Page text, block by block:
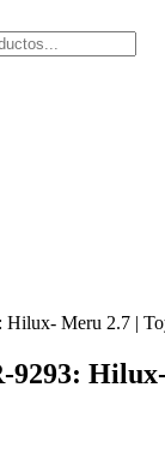
Meru 2.7 |
9293: